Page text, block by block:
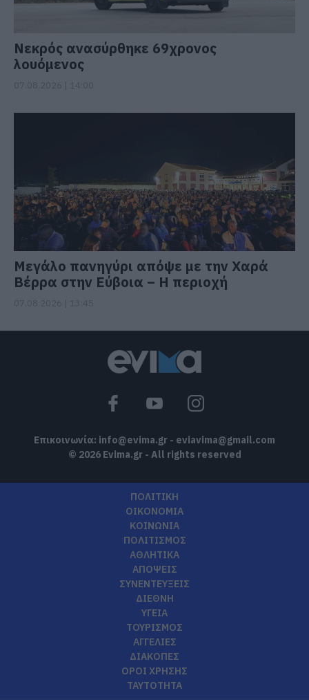
Νεκρός ανασύρθηκε 69χρονος
λουόμενος
Μεγάλο πανηγύρι απόψε με την Χαρά
Βέρρα στην Εύβοια – Η περιοχή
Επικοινωνία: info@evima.gr - eviavima@gmail.com
© 2026 Evima.gr - All rights reserved
ΠΟΛΙΤΙΚΗ
ΟΙΚΟΝΟΜΙΑ
ΚΟΙΝΩΝΙΑ
ΠΟΛΙΤΙΣΜΟΣ
ΑΘΛΗΤΙΚΑ
ΑΠΟΨΕΙΣ
ΣΥΝΕΝΤΕΥΞΕΙΣ
ΔΙΕΘΝΗ
ΥΓΕΙΑ
ΤΟΥΡΙΣΜΟΣ
ΑΓΓΕΛΙΕΣ
ΔΙΑΚΟΠΕΣ
ΟΡΟΙ ΧΡΗΣΗΣ
ΤΑΥΤΟΤΗΤΑ